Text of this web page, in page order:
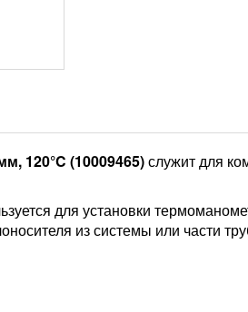
120°C (10009465)служит для
для установки
из системы или части